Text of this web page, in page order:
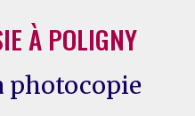
À POLIGNY
photocopie